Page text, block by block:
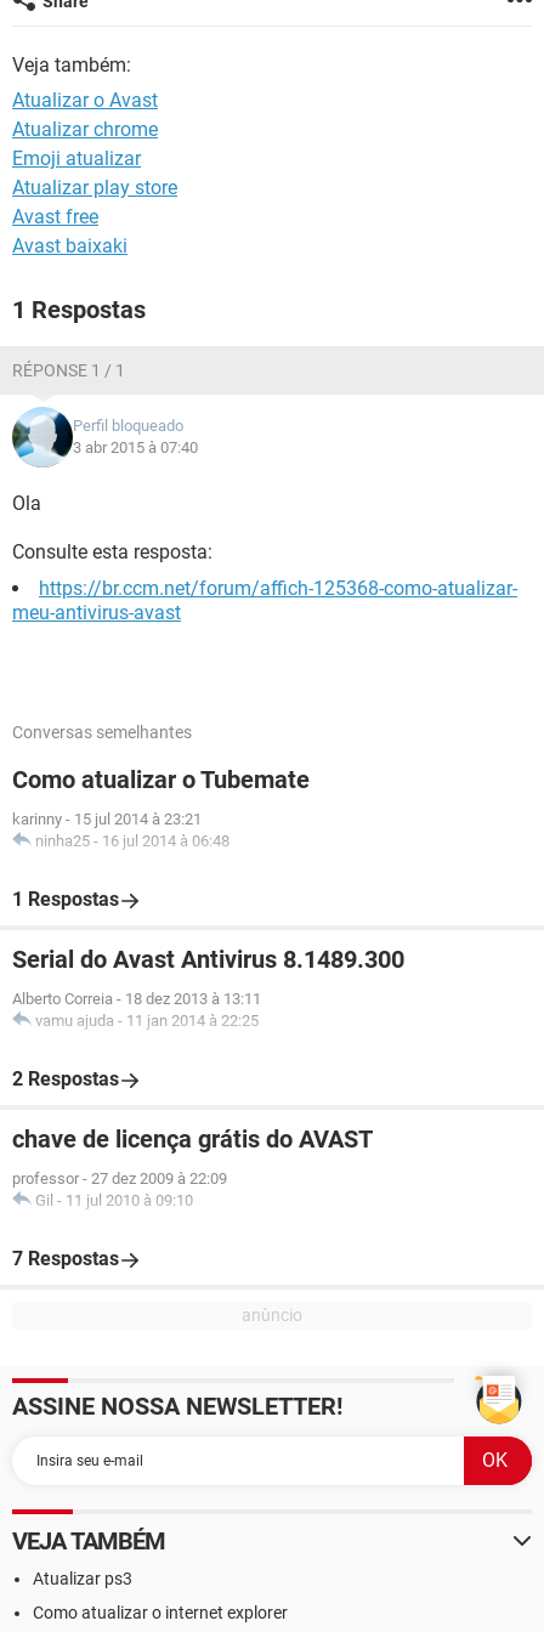
GUIA DE COMPRAS
Veja também:
Atualizar o Avast
Atualizar chrome
Emoji atualizar
Atualizar play store
Avast free
Avast baixaki
1 Respostas
RÉPONSE 1 / 1
Perfil bloqueado
3 abr 2015 à 07:40
Ola
Consulte esta resposta:
https://br.ccm.net/forum/affich-125368-como-atualizar-
meu-antivirus-avast
Conversas semelhantes
Como atualizar o Tubemate
karinny - 15 jul 2014 à 23:21
ninha25 - 16 jul 2014 à 06:48
1 Respostas
Serial do Avast Antivirus 8.1489.300
Alberto Correia - 18 dez 2013 à 13:11
vamu ajuda - 11 jan 2014 à 22:25
2 Respostas
chave de licença grátis do AVAST
professor - 27 dez 2009 à 22:09
Gil - 11 jul 2010 à 09:10
7 Respostas
ASSINE NOSSA NEWSLETTER!
VEJA TAMBÉM
Atualizar ps3
Como atualizar o internet explorer